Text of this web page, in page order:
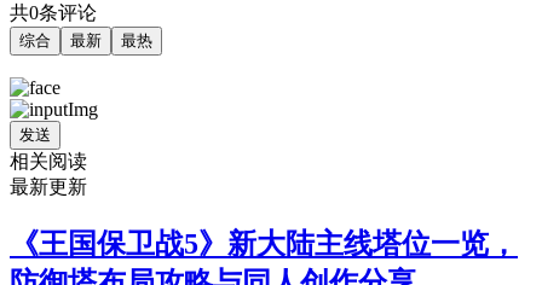
共0条评论
综合 最新 最热
发送
相关阅读
最新更新
《王国保卫战5》新大陆主线塔位一览，